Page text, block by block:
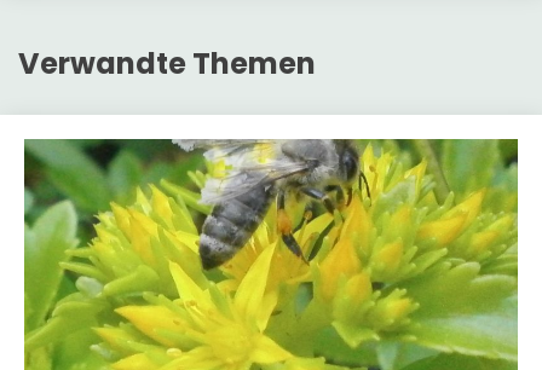
Verwandte Themen